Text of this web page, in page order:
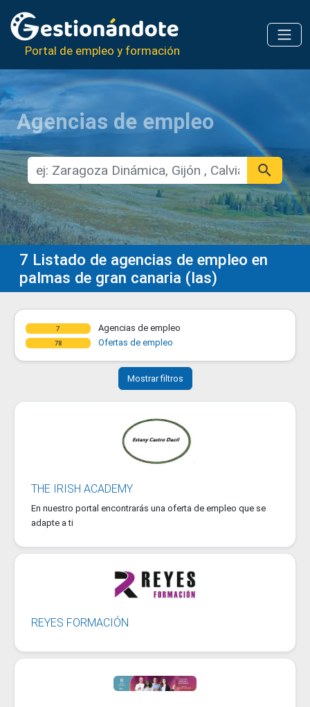
Portal de empleo y formación
Agencias de empleo
7 Listado de agencias de empleo en
palmas de gran canaria (las)
7 Agencias de empleo
78 Ofertas de empleo
Mostrar filtros
THE IRISH ACADEMY
En nuestro portal encontrarás una oferta de empleo que se
adapte a ti
REYES FORMACIÓN